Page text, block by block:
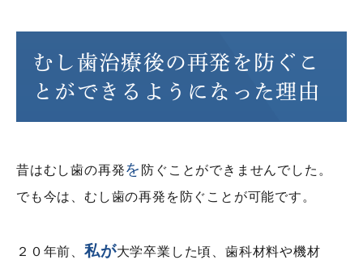
むし歯治療後の再発を防ぐこ
とができるようになった理由
昔はむし歯の再発を 防ぐことができませんでした。
でも今は、むし歯の再発を防ぐことが可能です。
２０年前、 私が大学卒業した頃、歯科材料や機材